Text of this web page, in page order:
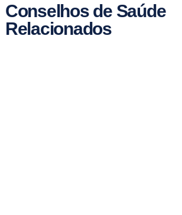
Conselhos de Saúde
Relacionados